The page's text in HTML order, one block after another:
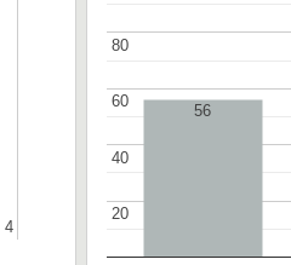
4
4
20
20
40
40
60
60
80
80
56